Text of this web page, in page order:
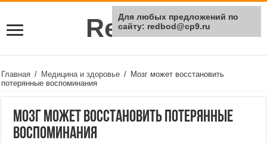
Rei Red
Главная / Медицина и здоровье / Мозг может восстановить
потерянные воспоминания
Мозг может восстановить потерянные
воспоминания
Для любых предложений по
сайту: redbod@cp9.ru